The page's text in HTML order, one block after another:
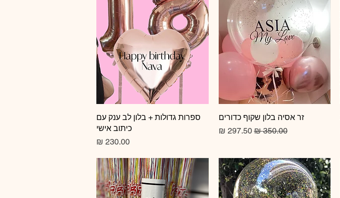
תצוגה מהירה
זר אסיה בלון שקוף כדורים
מחיר רגיל‏350.00 ‏₪ מחיר מבצע‏297.50 ‏₪
תצוגה מהירה
ספרות גדולות + בלון לב ענק עם
כיתוב אישי
מחיר